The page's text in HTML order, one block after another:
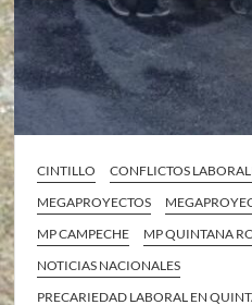
CINTILLO
CONFLICTOS
MEGAPROYECTOS
MP CAMPECHE
MP QUINTANA
NOTICIAS NACIONALES
PRECARIEDAD LABORAL EN